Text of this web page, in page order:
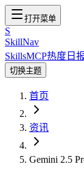
打开菜单
S
SkillNav
SkillsMCP热度 日
切换主题
首页
资讯
Gemini 2.5